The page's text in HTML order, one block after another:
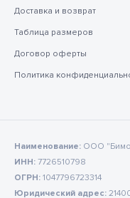
Доставка и возврат
Таблица размеров
Договор оферты
Политика
Наименование: ООО
ИНН: 7726510798
ОГРН: 1047796723314
Юридический адрес: